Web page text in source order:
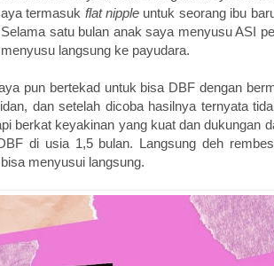
termasuk flat nipple untuk seorang ibu
satu bulan anak saya menyusu ASI
langsung ke payudara.
pun bertekad untuk bisa DBF dengan
dan setelah dicoba hasilnya ternyata
berkat keyakinan yang kuat dan dukungan
di usia 1,5 bulan. Langsung deh
menyusui langsung.